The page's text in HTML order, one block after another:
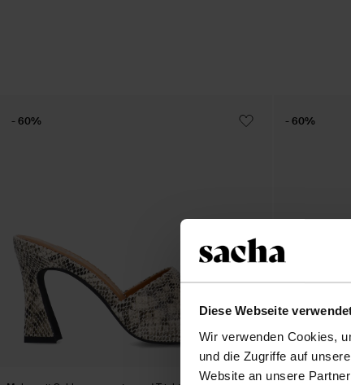
Diese Webseite
Wir verwenden Cookies,
und die Zugriffe auf
Website an unsere
- 60% - 60%